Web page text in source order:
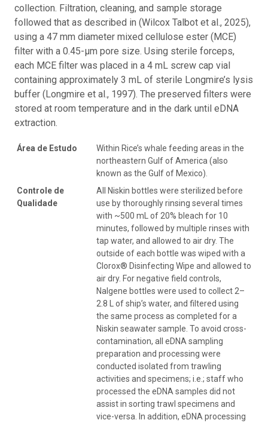
collection. Filtration, cleaning, and sample storage
followed that as described in (Wilcox Talbot et al., 2025),
using a 47 mm diameter mixed cellulose ester (MCE)
filter with a 0.45-µm pore size. Using sterile forceps,
each MCE filter was placed in a 4 mL screw cap vial
containing approximately 3 mL of sterile Longmire’s lysis
buffer (Longmire et al., 1997). The preserved filters were
stored at room temperature and in the dark until eDNA
extraction.
Área de Estudo
Within Rice’s whale feeding areas in the
northeastern Gulf of America (also
known as the Gulf of Mexico).
Controle de
Qualidade
All Niskin bottles were sterilized before
use by thoroughly rinsing several times
with ~500 mL of 20% bleach for 10
minutes, followed by multiple rinses with
tap water, and allowed to air dry. The
outside of each bottle was wiped with a
Clorox® Disinfecting Wipe and allowed to
air dry. For negative field controls,
Nalgene bottles were used to collect 2–
2.8 L of ship’s water, and filtered using
the same process as completed for a
Niskin seawater sample. To avoid cross-
contamination, all eDNA sampling
preparation and processing were
conducted isolated from trawling
activities and specimens; i.e.; staff who
processed the eDNA samples did not
assist in sorting trawl specimens and
vice-versa. In addition, eDNA processing